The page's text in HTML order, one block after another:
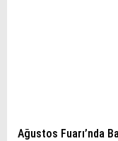
Ağustos Fuarı’nda